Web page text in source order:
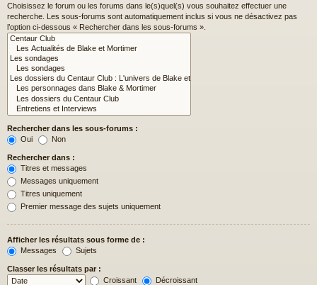
Choisissez le forum ou les forums dans le(s)quel(s) vous souhaitez effectuer une
recherche. Les sous-forums sont automatiquement inclus si vous ne désactivez pas
l’option ci-dessous « Rechercher dans les sous-forums ».
Rechercher dans les sous-forums :
Oui
Non
Rechercher dans :
Titres et messages
Messages uniquement
Titres uniquement
Premier message des sujets uniquement
Afficher les résultats sous forme de :
Messages
Sujets
Classer les résultats par :
Croissant
Décroissant